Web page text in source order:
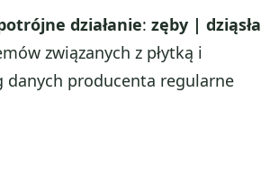
działanie: zęby | dziąsła
związanych z płytką i
danych producenta regularne